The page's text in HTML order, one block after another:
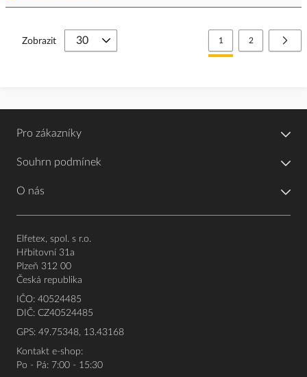
Stránka
Právě si prohlížíte
1 Stránka
2
Zobrazit
Pro zákazníky
Souhrn podmínek
O nás
Elfetex, spol. s r.o.
Hřbitovní 31a
Plzeň 312 00
Česká republika
IČO: 40524485
DIČ: CZ40524485
GPS: 49.75348, 13.43168
Kontakt e-shop:
Po - Pá: 7:00 - 15:30